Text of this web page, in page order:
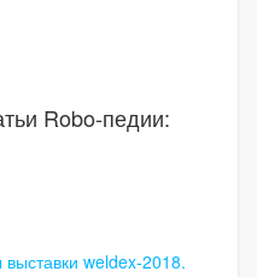
Robo-педии:
выставки weldex-2018.